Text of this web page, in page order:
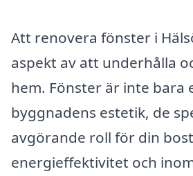
Att renovera fönster i
aspekt av att underhålla
hem. Fönster är inte bara
byggnadens estetik, de
avgörande roll för din
energieffektivitet och